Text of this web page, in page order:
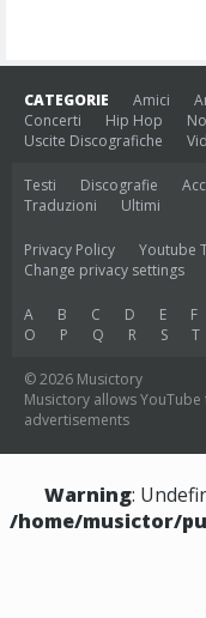
CATEGORIE Amici
Concerti
Hip Hop
Uscite Discografiche
Testi Discografie
Traduzioni
Ultimi
Privacy Policy Youtube
Change privacy settings
A B C D E F
O
P Q R S T
© 2026 Musictory
Musictory allows
advertisements
Warning:
/home/musictor/